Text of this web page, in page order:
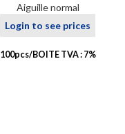
Aiguille normal
Login to see prices
100pcs/BOITE TVA : 7%